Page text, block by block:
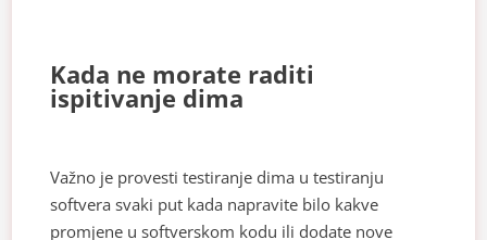
Kada ne morate raditi
ispitivanje dima
Važno je provesti testiranje dima u testiranju
softvera svaki put kada napravite bilo kakve
promjene u softverskom kodu ili dodate nove